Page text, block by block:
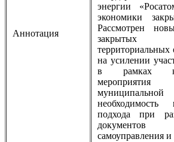
Аннотация
энергии
экономики
Рассмотрен
закрытых
на усилении
в рамках
мероприятия
муниципальной
необходимость
подхода при
документов
самоуправления